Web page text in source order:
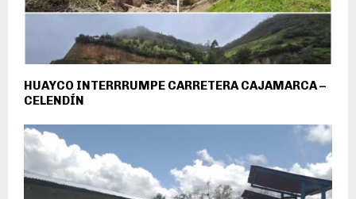
HUAYCO INTERRRUMPE CARRETERA CAJAMARCA –
CELENDÍN